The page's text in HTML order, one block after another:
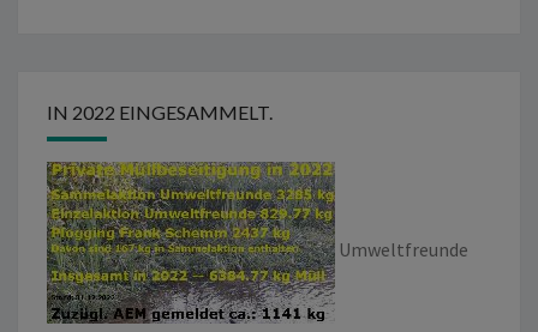
IN 2022 EINGESAMMELT.
Umweltfreunde